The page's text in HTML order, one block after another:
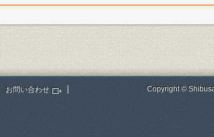
お問い合わせ Copyright ©